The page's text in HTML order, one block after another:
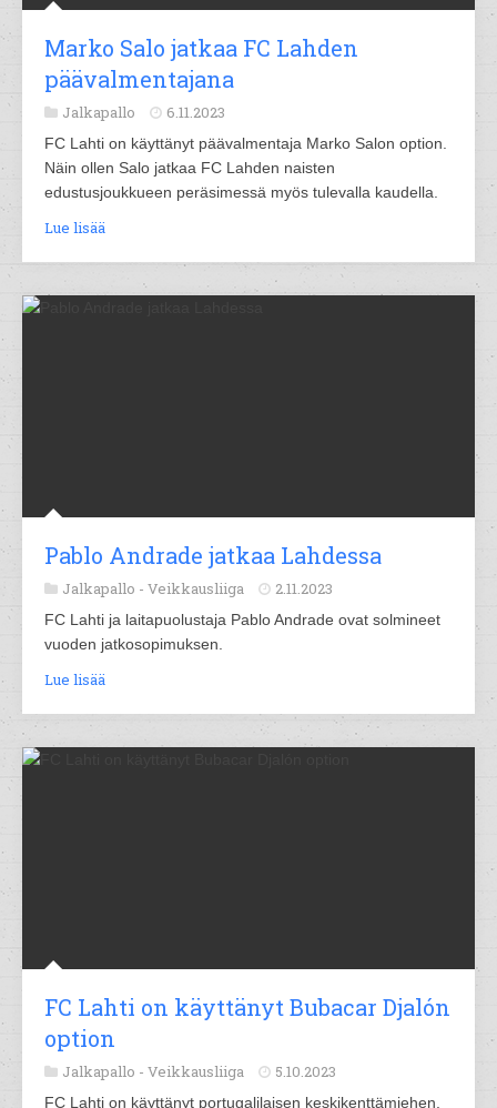
Marko Salo jatkaa FC Lahden
päävalmentajana
Jalkapallo 6.11.2023
FC Lahti on käyttänyt päävalmentaja Marko Salon option.
Näin ollen Salo jatkaa FC Lahden naisten
edustusjoukkueen peräsimessä myös tulevalla kaudella.
Lue lisää
Pablo Andrade jatkaa Lahdessa
Jalkapallo - Veikkausliiga 2.11.2023
FC Lahti ja laitapuolustaja Pablo Andrade ovat solmineet
vuoden jatkosopimuksen.
Lue lisää
FC Lahti on käyttänyt Bubacar Djalón
option
Jalkapallo - Veikkausliiga 5.10.2023
FC Lahti on käyttänyt portugalilaisen keskikenttämiehen,